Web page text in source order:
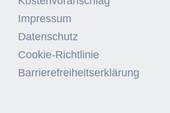
Impressum
Datenschutz
Cookie-Richtlinie
Barrierefreiheitserklärung